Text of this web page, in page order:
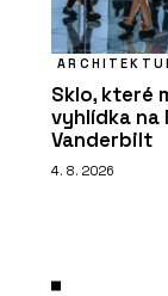
Sklo, které
vyhlídka na
Vanderbilt
4. 8. 2026